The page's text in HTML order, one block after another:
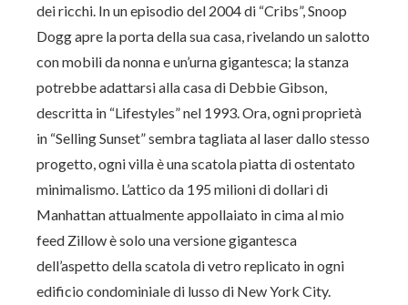
dei ricchi. In un episodio del 2004 di “Cribs”, Snoop
Dogg apre la porta della sua casa, rivelando un salotto
con mobili da nonna e un’urna gigantesca; la stanza
potrebbe adattarsi alla casa di Debbie Gibson,
descritta in “Lifestyles” nel 1993. Ora, ogni proprietà
in “Selling Sunset” sembra tagliata al laser dallo stesso
progetto, ogni villa è una scatola piatta di ostentato
minimalismo. L’attico da 195 milioni di dollari di
Manhattan attualmente appollaiato in cima al mio
feed Zillow è solo una versione gigantesca
dell’aspetto della scatola di vetro replicato in ogni
edificio condominiale di lusso di New York City.